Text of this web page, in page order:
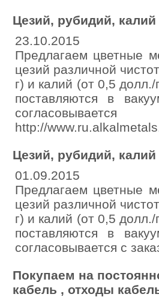
Цезий, рубидий,
23.10.2015
Предлагаем цветные
цезий различной
г) и калий (от 0,5
поставляются в
http://
Цезий, рубидий,
01.09.2015
Предлагаем цветные
цезий различной
г) и калий (от 0,5
поставляются в
согласовывается с
Покупаем на
кабель , отходы